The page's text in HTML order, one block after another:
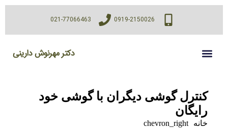
0919-2150026
021-77066463
دکتر مهرنوش دارینی
کنترل گوشی دیگران با گوشی خود
رایگان
chevron_right